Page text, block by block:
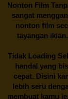
Nonton Film
sangat
nonton film
tayangan
Tidak Loading
handal yang
cepat. Disini
lebih seru
membuat kamu